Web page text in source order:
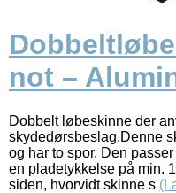
not –
Dobbelt løbeskinne der
skydedørsbeslag.Denne
og har to spor. Den
en pladetykkelse på min.
siden, hvorvidt skinne s